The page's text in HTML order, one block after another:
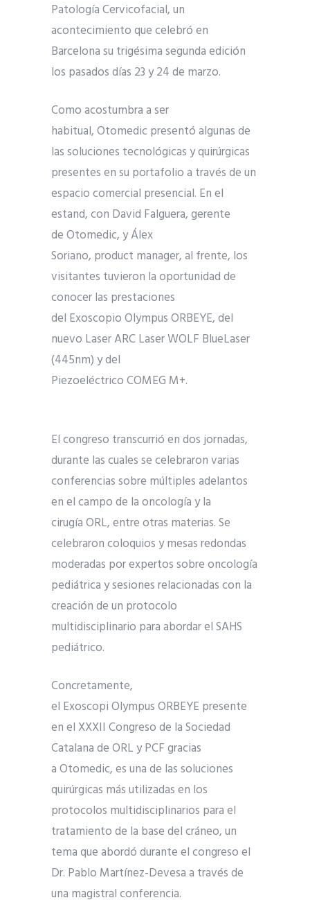
Patología Cervicofacial, un
acontecimiento que celebró en
Barcelona su trigésima segunda edición
los pasados días 23 y 24 de marzo.
Como acostumbra a ser
habitual, Otomedic presentó algunas de
las soluciones tecnológicas y quirúrgicas
presentes en su portafolio a través de un
espacio comercial presencial. En el
estand, con David Falguera, gerente
de Otomedic, y Álex
Soriano, product manager, al frente, los
visitantes tuvieron la oportunidad de
conocer las prestaciones
del Exoscopio Olympus ORBEYE, del
nuevo Laser ARC Laser WOLF BlueLaser
(445nm) y del
Piezoeléctrico COMEG M+.
El congreso transcurrió en dos jornadas,
durante las cuales se celebraron varias
conferencias sobre múltiples adelantos
en el campo de la oncología y la
cirugía ORL, entre otras materias. Se
celebraron coloquios y mesas redondas
moderadas por expertos sobre oncología
pediátrica y sesiones relacionadas con la
creación de un protocolo
multidisciplinario para abordar el SAHS
pediátrico.
Concretamente,
el Exoscopi Olympus ORBEYE presente
en el XXXII Congreso de la Sociedad
Catalana de ORL y PCF gracias
a Otomedic, es una de las soluciones
quirúrgicas más utilizadas en los
protocolos multidisciplinarios para el
tratamiento de la base del cráneo, un
tema que abordó durante el congreso el
Dr. Pablo Martínez-Devesa a través de
una magistral conferencia.